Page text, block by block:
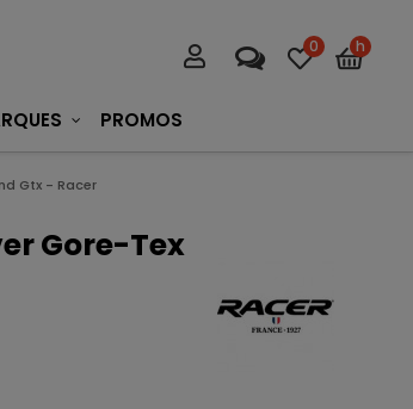
0 h
PROMOS
Gtx - Racer
Gore-Tex